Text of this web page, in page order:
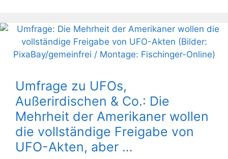
Umfrage zu UFOs,
Außerirdischen & Co.: Die
Mehrheit der Amerikaner wollen
die vollständige Freigabe von
UFO-Akten, aber …